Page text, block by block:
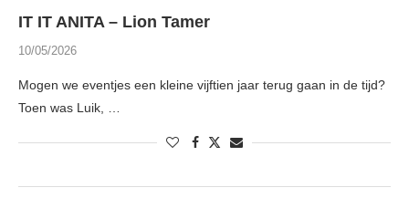
IT IT ANITA – Lion Tamer
10/05/2026
Mogen we eventjes een kleine vijftien jaar terug gaan in de tijd?
Toen was Luik, …